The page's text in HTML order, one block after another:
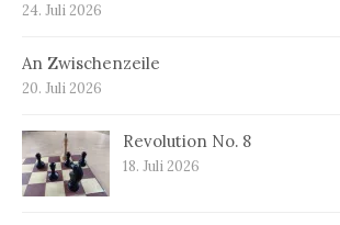
24. Juli 2026
An Zwischenzeile
20. Juli 2026
Revolution No. 8
18. Juli 2026